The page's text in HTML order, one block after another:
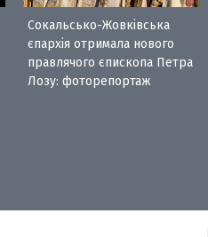
Сокальсько-Жовківська
єпархія отримала нового
правлячого єпископа Петра
Лозу: фоторепортаж